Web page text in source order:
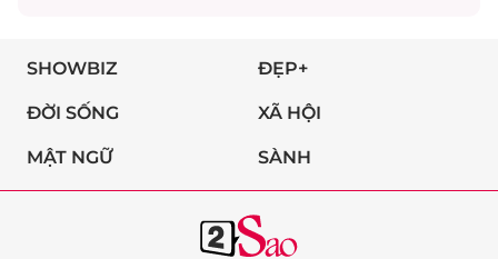
SHOWBIZ ĐẸP+
ĐỜI SỐNG XÃ HỘI
MẬT NGỮ SÀNH